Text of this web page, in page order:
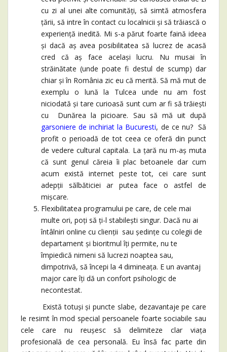
cu zi al unei alte comunități, să simtă atmosfera
țării, să intre în contact cu localnicii și să trăiască o
experiență inedită. Mi s-a părut foarte faină ideea
și dacă aș avea posibilitatea să lucrez de acasă
cred că aș face același lucru. Nu musai în
străinătate (unde poate fi destul de scump) dar
chiar și în România zic eu că merită. Să mă mut de
exemplu o lună la Tulcea unde nu am fost
niciodată și tare curioasă sunt cum ar fi să trăiești
cu Dunărea la picioare. Sau să mă uit după
garsoniere de inchiriat la Bucuresti, de ce nu? Să
profit o perioadă de tot ceea ce oferă din punct
de vedere cultural capitala. La țară nu m-aș muta
că sunt genul căreia îi plac betoanele dar cum
acum există internet peste tot, cei care sunt
adepții sălbăticiei ar putea face o astfel de
mișcare.
Flexibilitatea programului pe care, de cele mai
multe ori, poți să ți-l stabilești singur. Dacă nu ai
întâlniri online cu clienții sau ședințe cu colegii de
departament și bioritmul îți permite, nu te
împiedică nimeni să lucrezi noaptea sau,
dimpotrivă, să începi la 4 dimineața. E un avantaj
major care îți dă un confort psihologic de
necontestat.
Există totuși și puncte slabe, dezavantaje pe care
le resimt în mod special persoanele foarte sociabile sau
cele care nu reușesc să delimiteze clar viața
profesională de cea personală. Eu însă fac parte din